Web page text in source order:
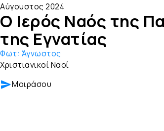
Αύγουστος 2024
Ο Ιερός Ναός της
της Εγνατίας
Φωτ: Άγνωστος
Χριστιανικοί Ναοί
Μοιράσου